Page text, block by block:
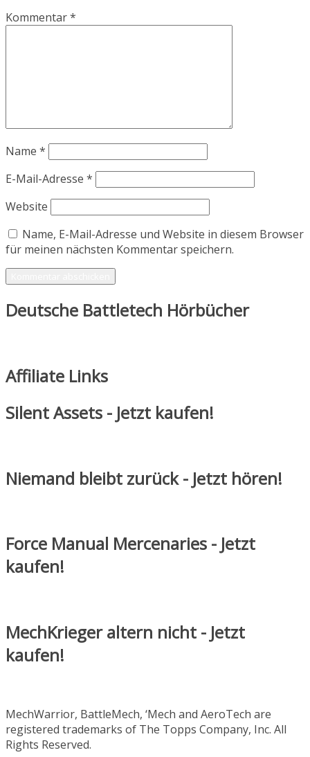
Kommentar*
Name *
E-Mail-Adresse *
Website
Name, E-Mail-Adresse und Website in diesem Browser
für meinen nächsten Kommentar speichern.
Deutsche Battletech Hörbücher
Affiliate Links
Silent Assets - Jetzt kaufen!
Niemand bleibt zurück - Jetzt hören!
Force Manual Mercenaries - Jetzt
kaufen!
MechKrieger altern nicht - Jetzt
kaufen!
MechWarrior, BattleMech, ‘Mech and AeroTech are
registered trademarks of The Topps Company, Inc. All
Rights Reserved.